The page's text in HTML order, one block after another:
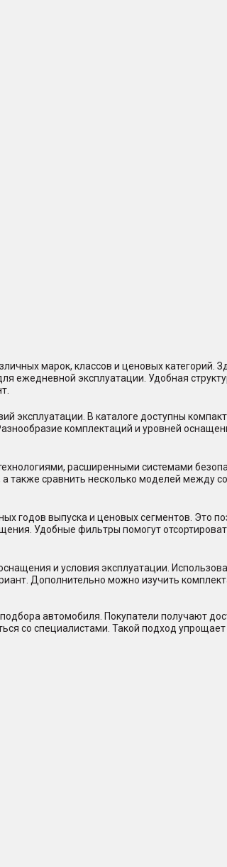
марок, классов и ценовых
ежедневной эксплуатации. Удобная
эксплуатации. В каталоге доступны
комплектаций и уровней
расширенными системами
также сравнить несколько моделей между
годов выпуска и ценовых сегментов. Это
Удобные фильтры помогут
и условия эксплуатации.
Дополнительно можно изучить
автомобиля. Покупатели получают
со специалистами. Такой подход